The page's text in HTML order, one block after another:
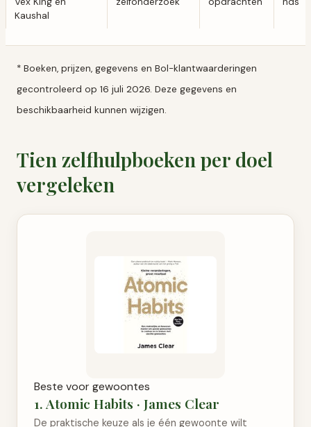
Kaushal
* Boeken, prijzen, gegevens en Bol-klantwaarderingen
gecontroleerd op 16 juli 2026. Deze gegevens en
beschikbaarheid kunnen wijzigen.
Tien zelfhulpboeken per doel
vergeleken
Beste voor gewoontes
1. Atomic Habits · James Clear
De praktische keuze als je één gewoonte wilt